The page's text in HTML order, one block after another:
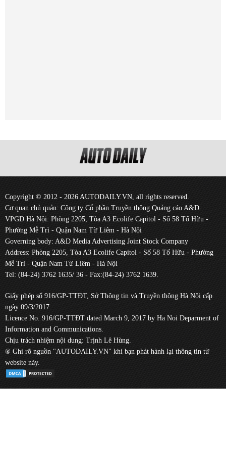
Copyright © 2012 - 2026 AUTODAILY.VN, all rights reserved.
Cơ quan chủ quản: Công ty Cổ phần Truyền thông Quảng cáo A&D.
VPGD Hà Nội: Phòng 2205, Tòa A3 Ecolife Capitol - Số 58 Tố Hữu -
Phường Mễ Trì - Quận Nam Từ Liêm - Hà Nội
Governing body: A&D Media Advertising Joint Stock Company
Address: Phòng 2205, Tòa A3 Ecolife Capitol - Số 58 Tố Hữu - Phường
Mễ Trì - Quận Nam Từ Liêm - Hà Nội
Tel: (84-24) 3762 1635/ 36 - Fax:(84-24) 3762 1639.
Giấy phép số 916/GP-TTĐT, Sở Thông tin và Truyền thông Hà Nội cấp
ngày 09/3/2017.
Licence No. 916/GP-TTĐT dated March 9, 2017 by Ha Noi Deparment of
Information and Communications.
Chịu trách nhiệm nội dung: Trịnh Lê Hùng.
® Ghi rõ nguồn "AUTODAILY.VN" khi bạn phát hành lại thông tin từ
website này.